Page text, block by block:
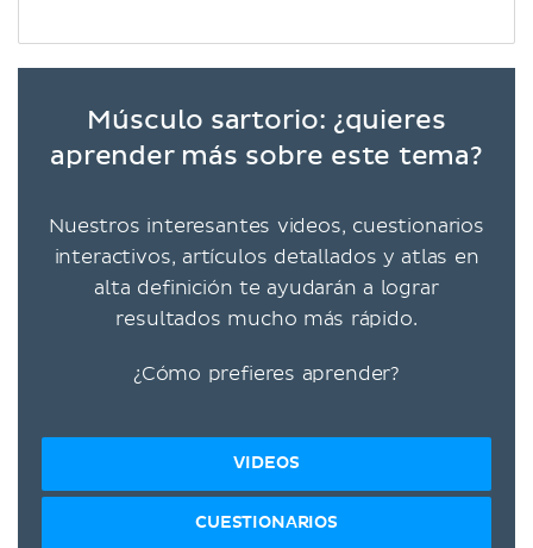
Músculo sartorio: ¿quieres
aprender más sobre este tema?
Nuestros interesantes videos, cuestionarios
interactivos, artículos detallados y atlas en
alta definición te ayudarán a lograr
resultados mucho más rápido.
¿Cómo prefieres aprender?
VIDEOS
CUESTIONARIOS